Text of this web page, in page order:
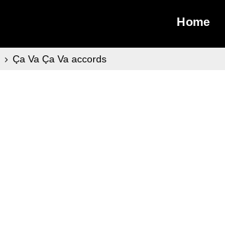
Home
Ça Va Ça Va accords